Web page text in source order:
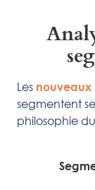
Les nouveaux
segmentent
philosophie